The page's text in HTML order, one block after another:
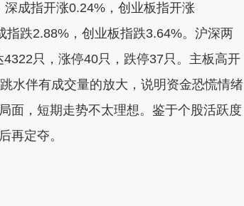
成指开涨0.24%，创业板指开涨
跌2.88%，创业板指跌3.64%。沪深两
只，涨停40只，跌停37只。主板高开
水伴有成交量的放大，说明资金恐慌情绪
面，短期走势不太理想。鉴于个股活跃度
再定夺。